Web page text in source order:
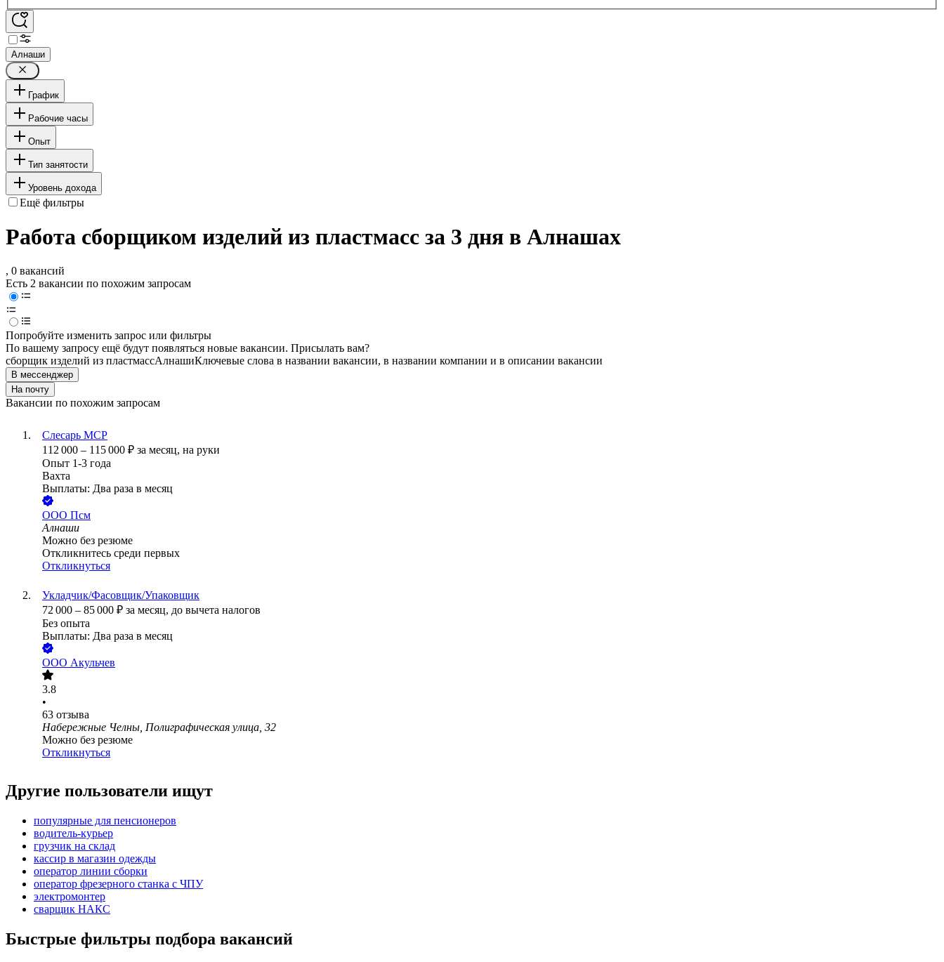
Алнаши
График
Рабочие часы
Опыт
Тип занятости
Уровень дохода
Ещё фильтры
Работа сборщиком изделий из пластмасс за 3 дня в Алнашах
, 0 вакансий
Есть 2 вакансии по похожим запросам
Попробуйте изменить запрос или фильтры
По вашему запросу ещё будут появляться новые вакансии. Присылать вам?
сборщик изделий из пластмассАлнашиКлючевые слова в названии вакансии, в названии компании и в описании вакансии
В мессенджер
На почту
Вакансии по похожим запросам
Слесарь МСР
112 000 – 115 000 ₽ за месяц, на руки
Опыт 1-3 года
Вахта
Выплаты: Два раза в месяц
ООО Псм
Алнаши
Можно без резюме
Откликнитесь среди первых
Откликнуться
Укладчик/Фасовщик/Упаковщик
72 000 – 85 000 ₽ за месяц, до вычета налогов
Без опыта
Выплаты: Два раза в месяц
ООО Акульчев
3.8
•
63 отзыва
Набережные Челны, Полиграфическая улица, 32
Можно без резюме
Откликнуться
Другие пользователи ищут
популярные для пенсионеров
водитель-курьер
грузчик на склад
кассир в магазин одежды
оператор линии сборки
оператор фрезерного станка с ЧПУ
электромонтер
сварщик НАКС
Быстрые фильтры подбора вакансий